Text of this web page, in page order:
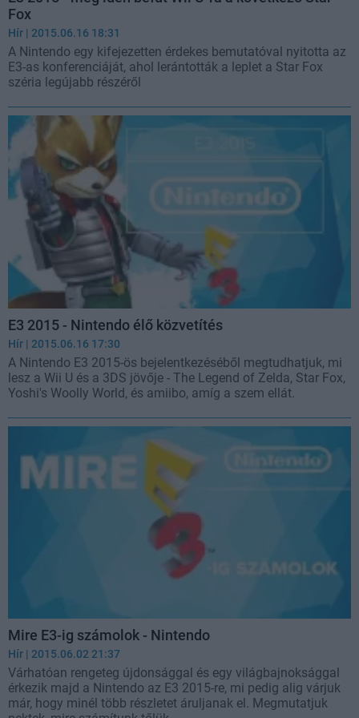
Fox
Hír | 2015.06.16 18:31
A Nintendo egy kifejezetten érdekes bemutatóval nyitotta az
E3-as konferenciáját, ahol lerántották a leplet a Star Fox
széria legújabb részéről
E3 2015 - Nintendo élő közvetítés
Hír | 2015.06.16 17:30
A Nintendo E3 2015-ös bejelentkezéséből megtudhatjuk, mi
lesz a Wii U és a 3DS jövője - The Legend of Zelda, Star Fox,
Yoshi's Woolly World, és amiibo, amíg a szem ellát.
Mire E3-ig számolok - Nintendo
Hír | 2015.06.02 21:37
Várhatóan rengeteg újdonsággal és egy világbajnoksággal
érkezik majd a Nintendo az E3 2015-re, mi pedig alig várjuk
már, hogy minél több részletet áruljanak el. Megmutatjuk